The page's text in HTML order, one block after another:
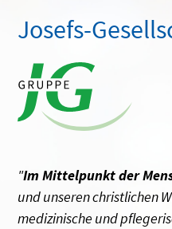
Josefs-
"Im Mittelpunkt der
und unseren christlichen
medizinische und